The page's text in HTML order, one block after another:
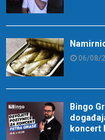
06/08/
Bingo
koncert